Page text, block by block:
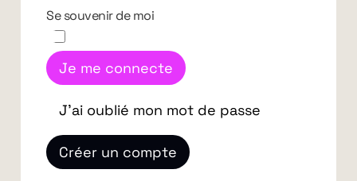
Se souvenir de moi
Je me connecte
J'ai oublié mon mot de passe
Créer un compte